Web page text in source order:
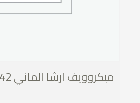
ميكروويف ارشا الماني 42 لتر 1400 وات